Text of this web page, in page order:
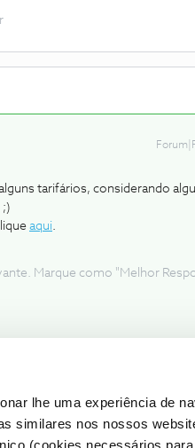
lhe uma experiência de
similares nos nossos
tarifários, considerando
;)
aqui.
Marque como "Melhor